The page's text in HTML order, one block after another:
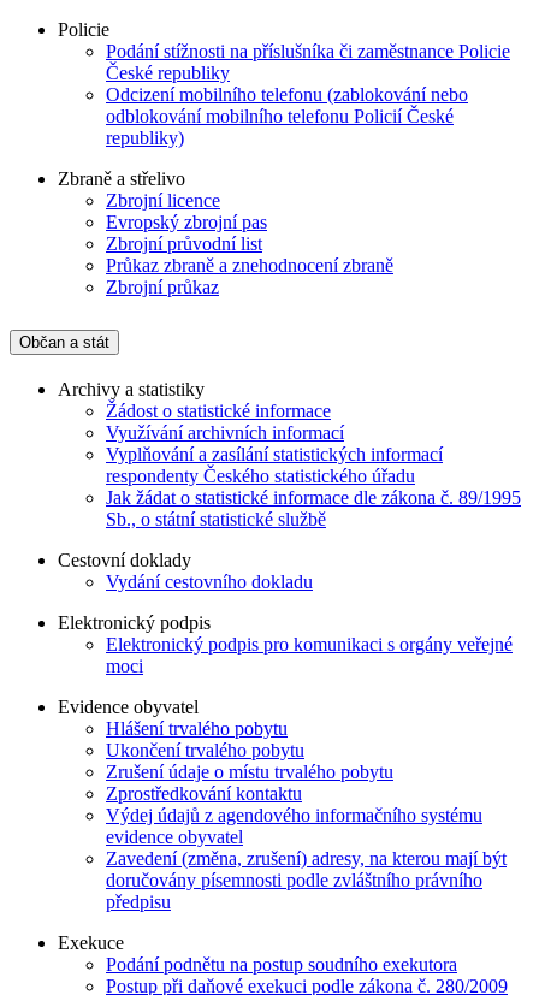
Policie
Podání stížnosti na příslušníka či zaměstnance Policie
České republiky
Odcizení mobilního telefonu (zablokování nebo
odblokování mobilního telefonu Policií České
republiky)
Zbraně a střelivo
Zbrojní licence
Evropský zbrojní pas
Zbrojní průvodní list
Průkaz zbraně a znehodnocení zbraně
Zbrojní průkaz
Občan a stát
Archivy a statistiky
Žádost o statistické informace
Využívání archivních informací
Vyplňování a zasílání statistických informací
respondenty Českého statistického úřadu
Jak žádat o statistické informace dle zákona č. 89/1995
Sb., o státní statistické službě
Cestovní doklady
Vydání cestovního dokladu
Elektronický podpis
Elektronický podpis pro komunikaci s orgány veřejné
moci
Evidence obyvatel
Hlášení trvalého pobytu
Ukončení trvalého pobytu
Zrušení údaje o místu trvalého pobytu
Zprostředkování kontaktu
Výdej údajů z agendového informačního systému
evidence obyvatel
Zavedení (změna, zrušení) adresy, na kterou mají být
doručovány písemnosti podle zvláštního právního
předpisu
Exekuce
Podání podnětu na postup soudního exekutora
Postup při daňové exekuci podle zákona č. 280/2009